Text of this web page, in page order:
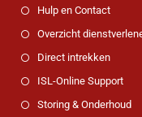
Hulp en Contact
Overzicht
Direct intrekken
ISL-Online Support
Storing & Onderhoud